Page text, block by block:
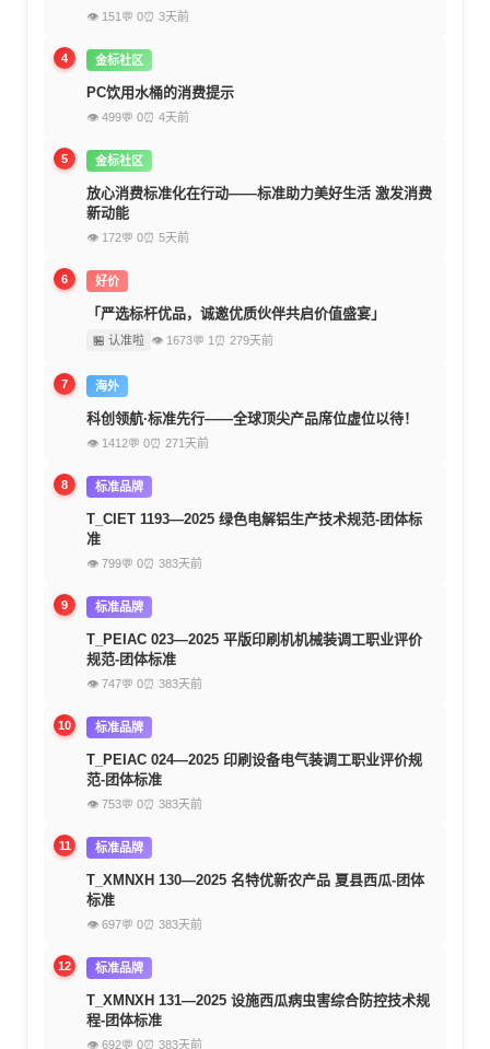
👁 151 💬 0⏰ 3天前
4 金标社区
PC饮用水桶的消费提示
👁 499💬 0⏰ 4天前
5 金标社区
放心消费标准化在行动——标准助力美好生活 激发消费
新动能
👁 172💬 0⏰ 5天前
6 好价
「严选标杆优品，诚邀优质伙伴共启价值盛宴」
🏪 认准啦 👁 1673💬 1 ⏰ 279天前
7 海外
科创领航·标准先行——全球顶尖产品席位虚位以待！
👁 1412💬 0⏰ 271天前
8 标准品牌
T_CIET 1193—2025 绿色电解铝生产技术规范-团体标
准
👁 799💬 0⏰ 383天前
9 标准品牌
T_PEIAC 023—2025 平版印刷机机械装调工职业评价
规范-团体标准
👁 747💬 0⏰ 383天前
10 标准品牌
T_PEIAC 024—2025 印刷设备电气装调工职业评价规
范-团体标准
👁 753💬 0⏰ 383天前
11 标准品牌
T_XMNXH 130—2025 名特优新农产品 夏县西瓜-团体
标准
👁 697💬 0⏰ 383天前
12 标准品牌
T_XMNXH 131—2025 设施西瓜病虫害综合防控技术规
程-团体标准
👁 692💬 0⏰ 383天前